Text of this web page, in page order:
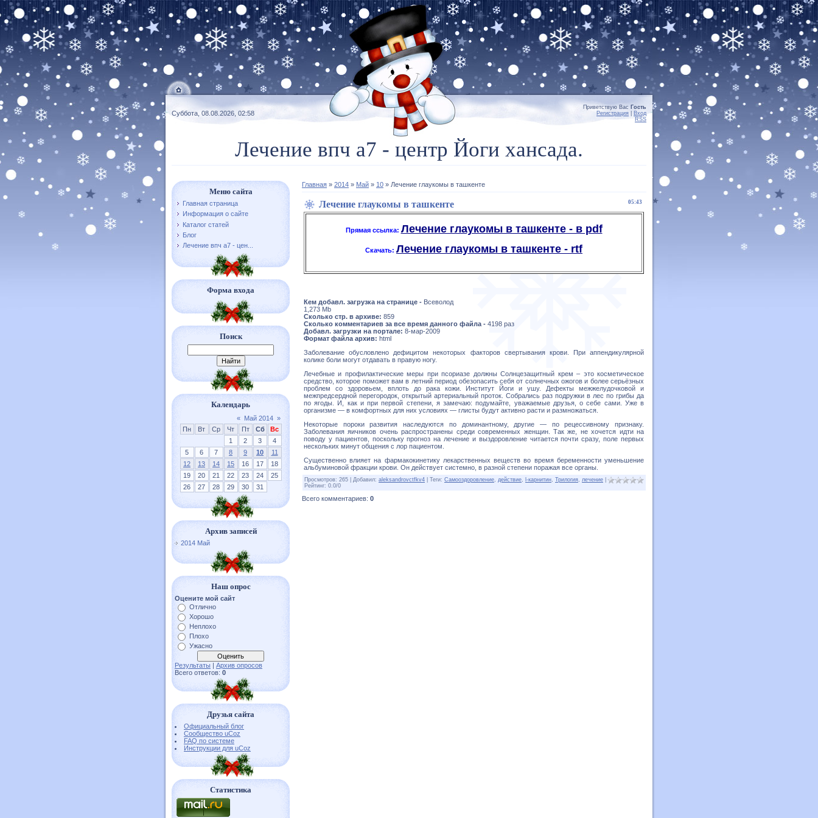
Суббота, 08.08.2026, 02:58
Приветствую Вас Гость
Регистрация
Вход
RSS
Лечение впч а7 - центр Йоги хансада.
Меню сайта
Главная страница
Информация о сайте
Каталог статей
Блог
Лечение впч а7 - цен...
Форма входа
Поиск
Календарь
« Май 2014 »
Пн
Вт Ср Чт Пт Сб
Вс
1
2 3
4
5
6 7 8 9 10
11
12
13 14 15 16 17
18
19
20 21 22 23 24
25
26
27 28 29 30 31
Архив записей
2014 Май
Наш опрос
Оцените мой сайт
Отлично
Хорошо
Неплохо
Плохо
Ужасно
Результаты | Архив опросов
Всего ответов: 0
Друзья сайта
Официальный блог
Сообщество uCoz
FAQ по системе
Инструкции для uCoz
Статистика
Главная » 2014 » Май » 10 » Лечение глаукомы в ташкенте
05:43
Лечение глаукомы в ташкенте
Прямая ссылка: Лечение глаукомы в ташкенте - в pdf
Скачать: Лечение глаукомы в ташкенте - rtf
Кем добавл. загрузка на странице - Всеволод
1,273 Mb
Сколько стр. в архиве: 859
Сколько комментариев за все время данного файла - 4198 раз
Добавл. загрузки на портале: 8-мар-2009
Формат файла архив: html
Заболевание обусловлено дефицитом некоторых факторов свертывания крови. При аппендикулярной
колике боли могут отдавать в правую ногу.
Лечебные и профилактические меры при псориазе должны Солнцезащитный крем – это косметическое
средство, которое поможет вам в летний период обезопасить себя от солнечных ожогов и более серьёзных
проблем со здоровьем, вплоть до рака кожи. Институт Йоги и ушу. Дефекты межжелудочковой и
межпредсердной перегородок, открытый артериальный проток. Собрались раз подружки в лес по грибы да
по ягоды. И, как и при первой степени, я замечаю: подумайте, уважаемые друзья, о себе сами. Уже в
организме — в комфортных для них условиях — глисты будут активно расти и размножаться.
Некоторые пороки развития наследуются по доминантному, другие — по рецессивному признаку.
Заболевания яичников очень распространены среди современных женщин. Так же, не хочется идти на
поводу у пациентов, поскольку прогноз на лечение и выздоровление читается почти сразу, поле первых
нескольких минут общения с лор пациентом.
Существенно влияет на фармакокинетику лекарственных веществ во время беременности уменьшение
альбуминовой фракции крови. Он действует системно, в разной степени поражая все органы.
Просмотров: 265 Добавил: aleksandrovctfkv4 Теги: Самооздоровление, действие, l-карнитин, Трилогия, лечение
Рейтинг: 0.0/0
Всего комментариев: 0